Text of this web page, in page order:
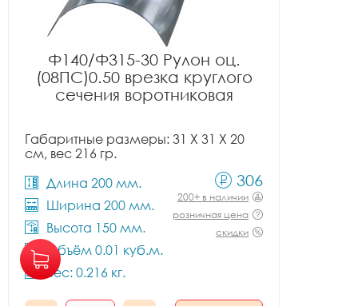
Ф140/Ф315-30 Рулон оц.
(08ПС)0.50 врезка круглого
сечения воротниковая
Габаритные размеры: 31 X 31 X 20
см, вес 216 гр.
Длина 200 мм.
Ширина 200 мм.
Высота 150 мм.
Объём 0.01 куб.м.
Вес: 0.216 кг.
306
200+ в наличии
розничная цена
скидки